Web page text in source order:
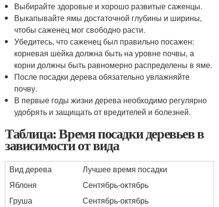
Выбирайте здоровые и хорошо развитые саженцы.
Выкапывайте ямы достаточной глубины и ширины,
чтобы саженец мог свободно расти.
Убедитесь, что саженец был правильно посажен:
корневая шейка должна быть на уровне почвы, а
корни должны быть равномерно распределены в яме.
После посадки дерева обязательно увлажняйте
почву.
В первые годы жизни дерева необходимо регулярно
удобрять и защищать от вредителей и болезней.
Таблица: Время посадки деревьев в
зависимости от вида
Вид дерева
Лучшее время посадки
Яблоня
Сентябрь-октябрь
Груша
Сентябрь-октябрь